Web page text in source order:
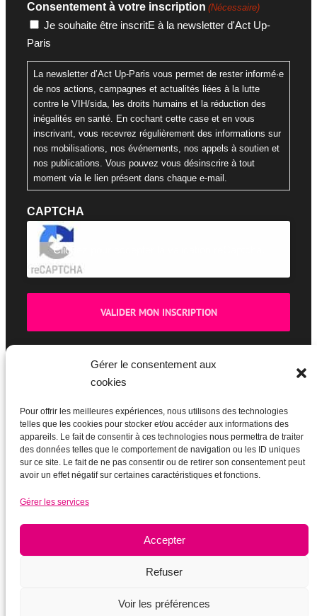
Gérer le consentement aux
cookies
Pour offrir les meilleures expériences, nous utilisons des technologies
telles que les cookies pour stocker et/ou accéder aux informations des
appareils. Le fait de consentir à ces technologies nous permettra de traiter
des données telles que le comportement de navigation ou les ID uniques
sur ce site. Le fait de ne pas consentir ou de retirer son consentement peut
avoir un effet négatif sur certaines caractéristiques et fonctions.
Gérer les services
Accepter
Refuser
Voir les préférences
Consentement à votre inscription (Nécessaire)
Je souhaite être inscritE à la newsletter d'Act Up-
Paris
La newsletter d’Act Up-Paris vous permet de rester informé·e
de nos actions, campagnes et actualités liées à la lutte
contre le VIH/sida, les droits humains et la réduction des
inégalités en santé. En cochant cette case et en vous
inscrivant, vous recevrez régulièrement des informations sur
nos mobilisations, nos événements, nos appels à soutien et
nos publications. Vous pouvez vous désinscrire à tout
moment via le lien présent dans chaque e-mail.
CAPTCHA
Cliquez pour accepter la validation reCaptcha.